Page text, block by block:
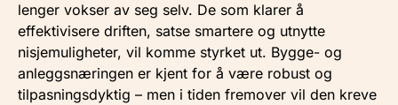
lenger vokser av seg selv. De som klarer å
effektivisere driften, satse smartere og utnytte
nisjemuligheter, vil komme styrket ut. Bygge- og
anleggsnæringen er kjent for å være robust og
tilpasningsdyktig – men i tiden fremover vil den kreve